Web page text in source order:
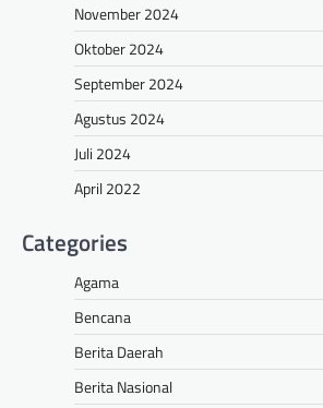
November 2024
Oktober 2024
September 2024
Agustus 2024
Juli 2024
April 2022
Categories
Agama
Bencana
Berita Daerah
Berita Nasional